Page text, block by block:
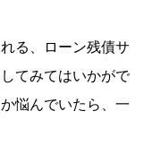
る、ローン残債サ
てみてはいかがで
悩んでいたら、一